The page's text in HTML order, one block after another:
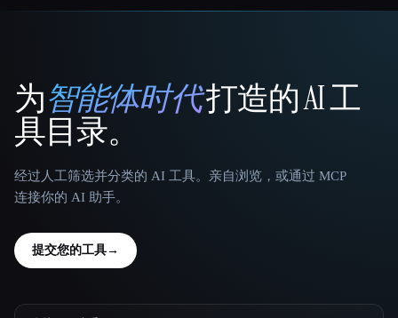
That AI Collection
为智能体时代打造的 AI 工
具目录。
经过人工筛选并分类的 AI 工具。亲自浏览，或通过 MCP
连接你的 AI 助手。
提交您的工具→